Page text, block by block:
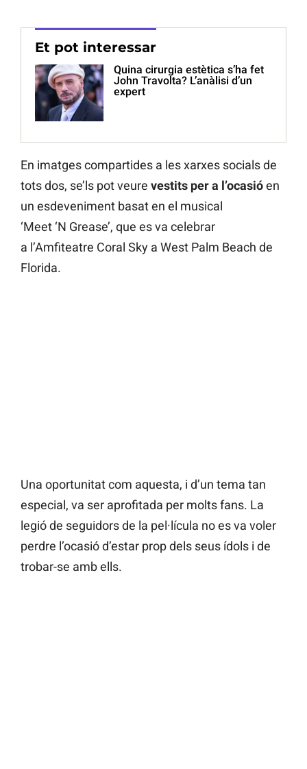
Et pot interessar
Quina cirurgia estètica s’ha fet
John Travolta? L’anàlisi d’un
expert
En imatges compartides a les xarxes socials de
tots dos, se’ls pot veure vestits per a l’ocasióen
un esdeveniment basat en el musical
‘Meet ‘N Grease’, que es va celebrar
a l’Amfiteatre Coral Sky a West Palm Beach de
Florida.
Una oportunitat com aquesta, i d’un tema tan
especial, va ser aprofitada per molts fans. La
legió de seguidors de la pel·lícula no es va voler
perdre l’ocasió d’estar prop dels seus ídols i de
trobar-se amb ells.